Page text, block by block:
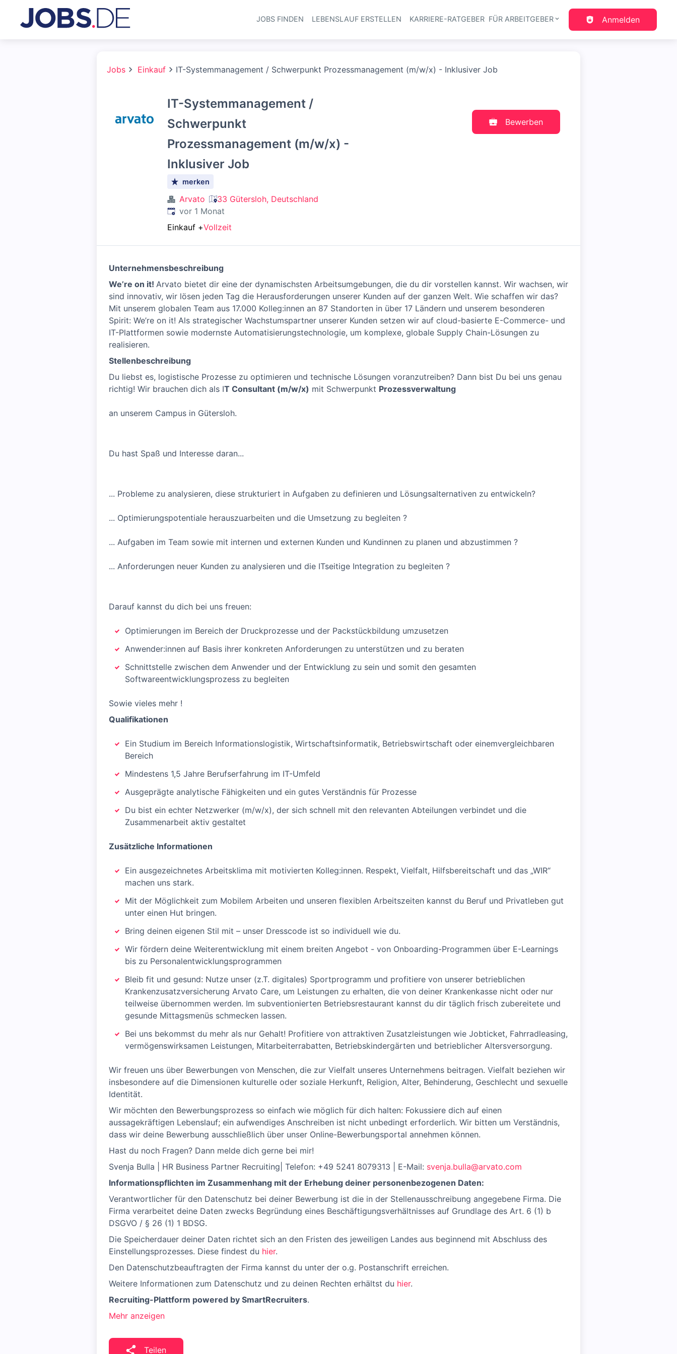
Haupt-Navigation
JOBS FINDEN LEBENSLAUF ERSTELLEN KARRIERE-RATGEBER FÜR ARBEITGEBER Anmelden
Jobs Einkauf IT-Systemmanagement / Schwerpunkt Prozessmanagement (m/w/x) - Inklusiver Job
IT-Systemmanagement /
Schwerpunkt
Prozessmanagement (m/w/x) -
Inklusiver Job
merken
Arvato
33 Gütersloh, Deutschland
Veröffentlicht:
vor 1 Monat
Einkauf +Vollzeit
Bewerben
Unternehmensbeschreibung
We’re on it! Arvato bietet dir eine der dynamischsten Arbeitsumgebungen, die du dir vorstellen kannst. Wir wachsen, wir
sind innovativ, wir lösen jeden Tag die Herausforderungen unserer Kunden auf der ganzen Welt. Wie schaffen wir das?
Mit unserem globalen Team aus 17.000 Kolleg:innen an 87 Standorten in über 17 Ländern und unserem besonderen
Spirit: We’re on it! Als strategischer Wachstumspartner unserer Kunden setzen wir auf cloud-basierte E-Commerce- und
IT-Plattformen sowie modernste Automatisierungstechnologie, um komplexe, globale Supply Chain-Lösungen zu
realisieren.
Stellenbeschreibung
Du liebst es, logistische Prozesse zu optimieren und technische Lösungen voranzutreiben? Dann bist Du bei uns genau
richtig! Wir brauchen dich als IT Consultant (m/w/x) mit Schwerpunkt Prozessverwaltung
an unserem Campus in Gütersloh.
Du hast Spaß und Interesse daran...
... Probleme zu analysieren, diese strukturiert in Aufgaben zu definieren und Lösungsalternativen zu entwickeln?
... Optimierungspotentiale herauszuarbeiten und die Umsetzung zu begleiten ?
... Aufgaben im Team sowie mit internen und externen Kunden und Kundinnen zu planen und abzustimmen ?
... Anforderungen neuer Kunden zu analysieren und die ITseitige Integration zu begleiten ?
Darauf kannst du dich bei uns freuen:
Optimierungen im Bereich der Druckprozesse und der Packstückbildung umzusetzen
Anwender:innen auf Basis ihrer konkreten Anforderungen zu unterstützen und zu beraten
Schnittstelle zwischen dem Anwender und der Entwicklung zu sein und somit den gesamten
Softwareentwicklungsprozess zu begleiten
Sowie vieles mehr !
Qualifikationen
Ein Studium im Bereich Informationslogistik, Wirtschaftsinformatik, Betriebswirtschaft oder einemvergleichbaren
Bereich
Mindestens 1,5 Jahre Berufserfahrung im IT-Umfeld
Ausgeprägte analytische Fähigkeiten und ein gutes Verständnis für Prozesse
Du bist ein echter Netzwerker (m/w/x), der sich schnell mit den relevanten Abteilungen verbindet und die
Zusammenarbeit aktiv gestaltet
Zusätzliche Informationen
Ein ausgezeichnetes Arbeitsklima mit motivierten Kolleg:innen. Respekt, Vielfalt, Hilfsbereitschaft und das „WIR“
machen uns stark.
Mit der Möglichkeit zum Mobilem Arbeiten und unseren flexiblen Arbeitszeiten kannst du Beruf und Privatleben gut
unter einen Hut bringen.
Bring deinen eigenen Stil mit – unser Dresscode ist so individuell wie du.
Wir fördern deine Weiterentwicklung mit einem breiten Angebot - von Onboarding-Programmen über E-Learnings
bis zu Personalentwicklungsprogrammen
Bleib fit und gesund: Nutze unser (z.T. digitales) Sportprogramm und profitiere von unserer betrieblichen
Krankenzusatzversicherung Arvato Care, um Leistungen zu erhalten, die von deiner Krankenkasse nicht oder nur
teilweise übernommen werden. Im subventionierten Betriebsrestaurant kannst du dir täglich frisch zubereitete und
gesunde Mittagsmenüs schmecken lassen.
Bei uns bekommst du mehr als nur Gehalt! Profitiere von attraktiven Zusatzleistungen wie Jobticket, Fahrradleasing,
vermögenswirksamen Leistungen, Mitarbeiterrabatten, Betriebskindergärten und betrieblicher Altersversorgung.
Wir freuen uns über Bewerbungen von Menschen, die zur Vielfalt unseres Unternehmens beitragen. Vielfalt beziehen wir
insbesondere auf die Dimensionen kulturelle oder soziale Herkunft, Religion, Alter, Behinderung, Geschlecht und sexuelle
Identität.
Wir möchten den Bewerbungsprozess so einfach wie möglich für dich halten: Fokussiere dich auf einen
aussagekräftigen Lebenslauf; ein aufwendiges Anschreiben ist nicht unbedingt erforderlich. Wir bitten um Verständnis,
dass wir deine Bewerbung ausschließlich über unser Online-Bewerbungsportal annehmen können.
Hast du noch Fragen? Dann melde dich gerne bei mir!
Svenja Bulla | HR Business Partner Recruiting| Telefon: +49 5241 8079313 | E-Mail: svenja.bulla@arvato.com
Informationspflichten im Zusammenhang mit der Erhebung deiner personenbezogenen Daten:
Verantwortlicher für den Datenschutz bei deiner Bewerbung ist die in der Stellenausschreibung angegebene Firma. Die
Firma verarbeitet deine Daten zwecks Begründung eines Beschäftigungsverhältnisses auf Grundlage des Art. 6 (1) b
DSGVO / § 26 (1) 1 BDSG.
Die Speicherdauer deiner Daten richtet sich an den Fristen des jeweiligen Landes aus beginnend mit Abschluss des
Einstellungsprozesses. Diese findest du hier.
Den Datenschutzbeauftragten der Firma kannst du unter der o.g. Postanschrift erreichen.
Weitere Informationen zum Datenschutz und zu deinen Rechten erhältst du hier.
Recruiting-Plattform powered by SmartRecruiters.
Mehr anzeigen
Teilen